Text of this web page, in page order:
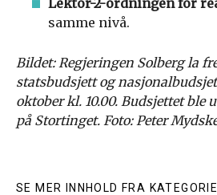
samme nivå.
Bildet: Regjeringen Solberg la
statsbudsjett og
oktober kl. 10.00. Budsjettet ble
på Stortinget. Foto: Peter
SE MER INNHOLD FRA